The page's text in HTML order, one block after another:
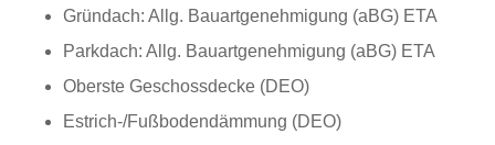
Gründach: Allg. Bauartgenehmigung (aBG) ETA
Parkdach: Allg. Bauartgenehmigung (aBG) ETA
Oberste Geschossdecke (DEO)
Estrich-/Fußbodendämmung (DEO)